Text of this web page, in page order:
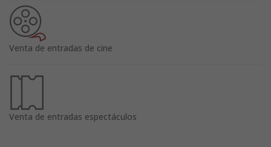
Venta de entradas de cine
Venta de entradas espectáculos